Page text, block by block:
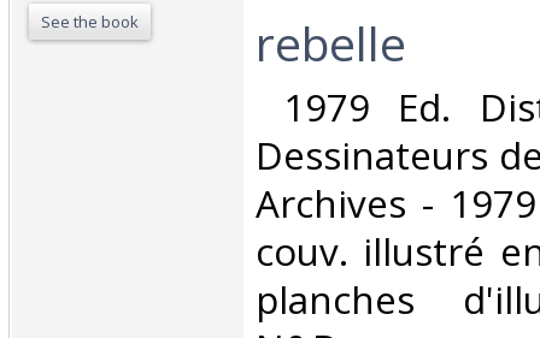
See the book
rebelle‎
1979 Ed.
Dessinateurs
Archives -
couv. illustré
planches